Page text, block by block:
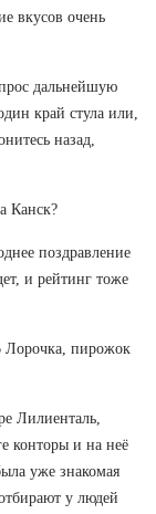
вкусов очень
дальнейшую
край стула или,
назад,
Канск?
поздравление
и рейтинг тоже
Лорочка, пирожок
Лилиенталь,
конторы и на неё
уже знакомая
у людей